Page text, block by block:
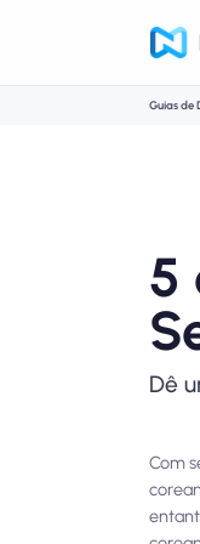
Guias de
5
Dê
Com